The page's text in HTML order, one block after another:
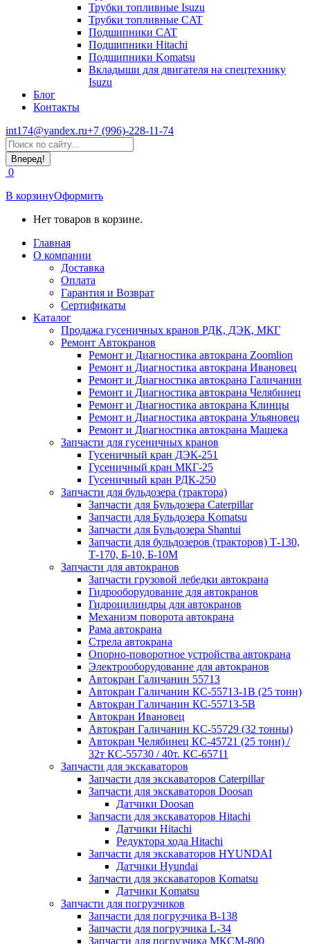
Трубки топливные Isuzu
Трубки топливные CAT
Подшипники CAT
Подшипники Hitachi
Подшипники Komatsu
Вкладыши для двигателя на спецтехнику
Isuzu
Блог
Контакты
int174@yandex.ru+7 (996)-228-11-74
Страница
WhatsApp
открывается
в
новом
окне
Поиск:
0
В корзинуОформить
Нет товаров в корзине.
Главная
О компании
Доставка
Оплата
Гарантия и Возврат
Сертификаты
Каталог
Продажа гусеничных кранов РДК, ДЭК, МКГ
Ремонт Автокранов
Ремонт и Диагностика автокрана Zoomlion
Ремонт и Диагностика автокрана Ивановец
Ремонт и Диагностика автокрана Галичанин
Ремонт и Диагностика автокрана Челябинец
Ремонт и Диагностика автокрана Клинцы
Ремонт и Диагностика автокрана Ульяновец
Ремонт и Диагностика автокрана Машека
Запчасти для гусеничных кранов
Гусеничный кран ДЭК-251
Гусеничный кран МКГ-25
Гусеничный кран РДК-250
Запчасти для бульдозера (трактора)
Запчасти для Бульдозера Caterpillar
Запчасти для Бульдозера Komatsu
Запчасти для Бульдозера Shantui
Запчасти для бульдозеров (тракторов) Т-130,
Т-170, Б-10, Б-10М
Запчасти для автокранов
Запчасти грузовой лебедки автокрана
Гидрооборудование для автокранов
Гидроцилиндры для автокранов
Механизм поворота автокрана
Рама автокрана
Стрела автокрана
Опорно-поворотное устройства автокрана
Электрооборудование для автокранов
Автокран Галичанин 55713
Автокран Галичанин КС-55713-1В (25 тонн)
Автокран Галичанин КС-55713-5В
Автокран Ивановец
Автокран Галичанин КС-55729 (32 тонны)
Автокран Челябинец КС-45721 (25 тонн) /
32т КС-55730 / 40т. КС-65711
Запчасти для экскаваторов
Запчасти для экскаваторов Caterpillar
Запчасти для экскаваторов Doosan
Датчики Doosan
Запчасти для экскаваторов Hitachi
Датчики Hitachi
Редуктора хода Hitachi
Запчасти для экскаваторов HYUNDAI
Датчики Hyundai
Запчасти для экскаваторов Komatsu
Датчики Komatsu
Запчасти для погрузчиков
Запчасти для погрузчика B-138
Запчасти для погрузчика L-34
Запчасти для погрузчика МКСМ-800